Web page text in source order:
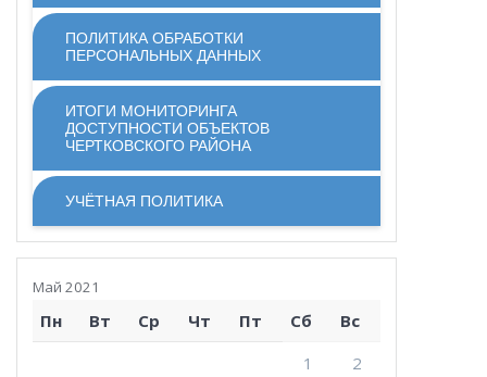
ПОЛИТИКА ОБРАБОТКИ
ПЕРСОНАЛЬНЫХ ДАННЫХ
ИТОГИ МОНИТОРИНГА
ДОСТУПНОСТИ ОБЪЕКТОВ
ЧЕРТКОВСКОГО РАЙОНА
УЧЁТНАЯ ПОЛИТИКА
Май 2021
Пн Вт Ср Чт Пт Сб
Вс
1
2